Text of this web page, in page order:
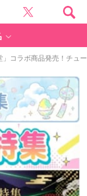
コラボ商品発売！チュ